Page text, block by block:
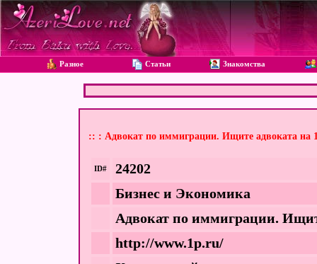
Разное Статьи Знакомства
:: : Адвокат по иммиграции. Ищите адвоката на
ID#
24202
Бизнес и Экономика
Адвокат по иммиграции.
http://www.1p.ru/